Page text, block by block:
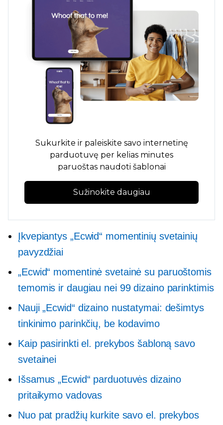
Sukurkite ir paleiskite savo internetinę
parduotuvę per kelias minutes
paruoštas naudoti šablonai
Sužinokite daugiau
Įkvepiantys „Ecwid“ momentinių svetainių
pavyzdžiai
„Ecwid“ momentinė svetainė su paruoštomis
temomis ir daugiau nei 99 dizaino parinktimis
Nauji „Ecwid“ dizaino nustatymai: dešimtys
tinkinimo parinkčių, be kodavimo
Kaip pasirinkti el. prekybos šabloną savo
svetainei
Išsamus „Ecwid“ parduotuvės dizaino
pritaikymo vadovas
Nuo pat pradžių kurkite savo el. prekybos